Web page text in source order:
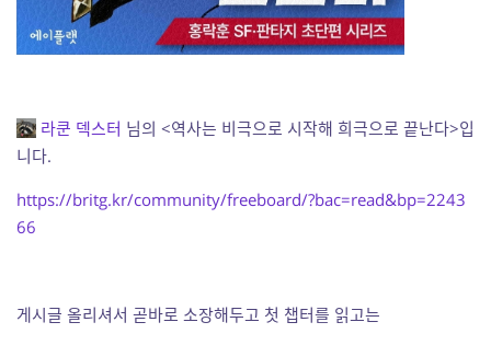
라쿤 덱스터 님의 <역사는 비극으로 시작해 희극으로 끝난다>입
니다.
https://britg.kr/community/freeboard/?bac=read&bp=2243
66
게시글 올리셔서 곧바로 소장해두고 첫 챕터를 읽고는